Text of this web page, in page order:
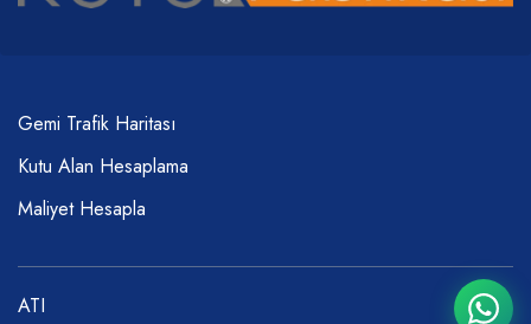
Gemi Trafik Haritası
Kutu Alan Hesaplama
Maliyet Hesapla
ATI